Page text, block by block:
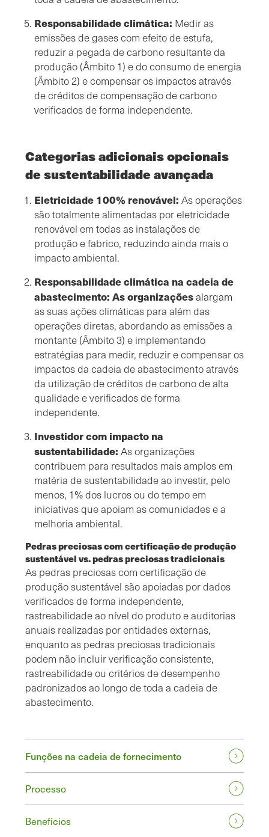
Responsabilidade climática: Medir as
emissões de gases com efeito de estufa,
reduzir a pegada de carbono resultante da
produção (Âmbito 1) e do consumo de energia
(Âmbito 2) e compensar os impactos através
de créditos de compensação de carbono
verificados de forma independente.
Categorias adicionais opcionais
de sustentabilidade avançada
Eletricidade 100% renovável: As operações
são totalmente alimentadas por eletricidade
renovável em todas as instalações de
produção e fabrico, reduzindo ainda mais o
impacto ambiental.
Responsabilidade climática na cadeia de
abastecimento: As organizaçõesalargam
as suas ações climáticas para além das
operações diretas, abordando as emissões a
montante (Âmbito 3) e implementando
estratégias para medir, reduzir e compensar os
impactos da cadeia de abastecimento através
da utilização de créditos de carbono de alta
qualidade e verificados de forma
independente.
Investidor com impacto na
sustentabilidade: As organizações
contribuem para resultados mais amplos em
matéria de sustentabilidade ao investir, pelo
menos, 1% dos lucros ou do tempo em
iniciativas que apoiam as comunidades e a
melhoria ambiental.
Pedras preciosas com certificação de produção
sustentável vs. pedras preciosas tradicionais
As pedras preciosas com certificação de
produção sustentável são apoiadas por dados
verificados de forma independente,
rastreabilidade ao nível do produto e auditorias
anuais realizadas por entidades externas,
enquanto as pedras preciosas tradicionais
podem não incluir verificação consistente,
rastreabilidade ou critérios de desempenho
padronizados ao longo de toda a cadeia de
abastecimento.
Funções na cadeia de fornecimento
Processo
Benefícios